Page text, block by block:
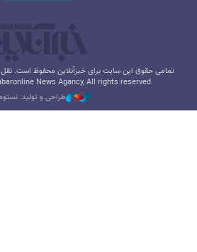
تمامی حقوق این سایت برای خبرآنلاین محفوظ است. نقل
News Agancy, All rights reserved
طراحی و تولید: نستوه